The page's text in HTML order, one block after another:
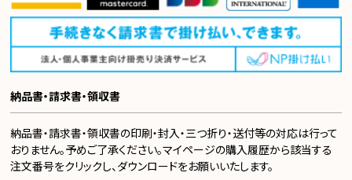
納品書・請求書・領収書
納品書・請求書・領収書の印刷・封入・三つ折り・送付等の対応は行って
おりません。予めご了承ください。マイページの購入履歴から該当する
注文番号をクリックし、ダウンロードをお願いいたします。